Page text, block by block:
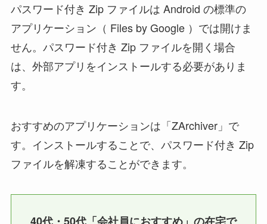
パスワード付き Zip ファイルは Android の標準の
アプリケーション（ Files by Google ）では開けま
せん。パスワード付き Zip ファイルを開く場合
は、外部アプリをインストールする必要がありま
す。
おすすめのアプリケーションは「ZArchiver」で
す。インストールすることで、パスワード付き Zip
ファイルを解凍することができます。